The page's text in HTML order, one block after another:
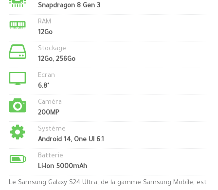
Snapdragon 8 Gen 3
RAM
12Go
Stockage
12Go, 256Go
Ecran
6.8"
Caméra
200MP
Système
Android 14, One UI 6.1
Batterie
Li-Ion 5000mAh
Le Samsung Galaxy S24 Ultra, de la gamme Samsung Mobile, est